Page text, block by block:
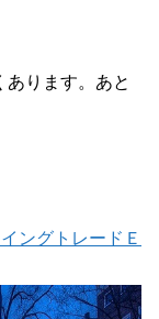
あります。あと
ングトレードＥ